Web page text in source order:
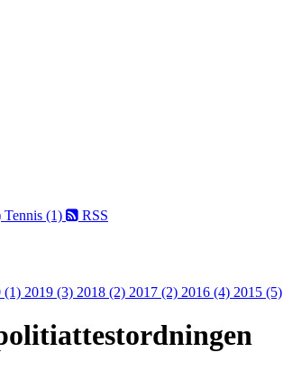
Tennis (1) RSS
(1) 2019 (3) 2018 (2) 2017 (2) 2016 (4) 2015 (5)